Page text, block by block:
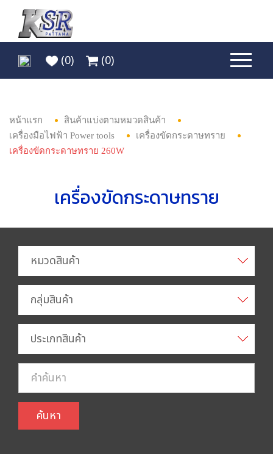
(0) (0)
หน้าแรก
สินค้าแบ่งตามหมวดสินค้า
เครื่องมือไฟฟ้า Power tools
เครื่องขัดกระดาษทราย
เครื่องขัดกระดาษทราย 260W
เครื่องขัดกระดาษทราย
หมวดสินค้า
กลุ่มสินค้า
ประเภทสินค้า
ค้นหา